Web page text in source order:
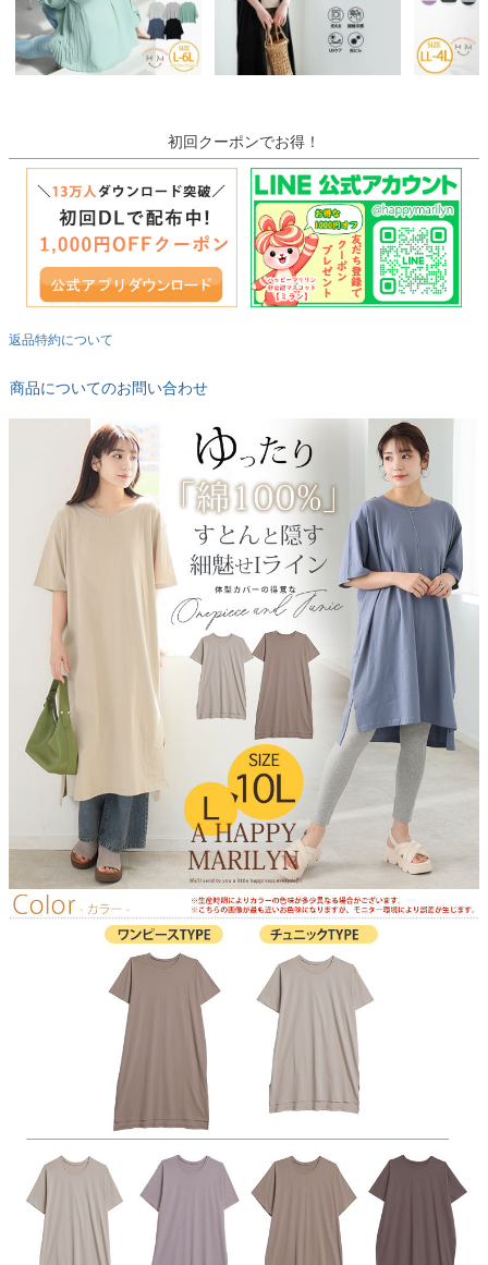
初回クーポンでお得！
返品特約について
商品についてのお問い合わせ